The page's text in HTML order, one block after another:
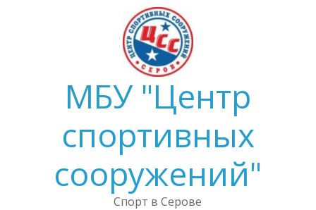
МБУ "Центр
спортивных
сооружений"
Спорт в Серове